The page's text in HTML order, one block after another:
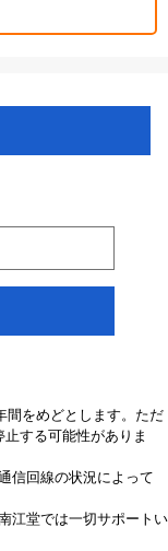
間をめどとします。ただ
する可能性がありま
信回線の状況によって
江堂では一切サポートい